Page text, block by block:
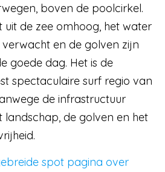
boven de poolcirkel.
uit de zee omhoog, het water
en de golven zijn
goede dag. Het is de
spectaculaire surf regio van
de infrastructuur
de golven en het
spot pagina over